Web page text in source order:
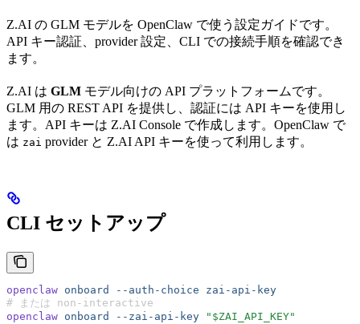
Z.AI の GLM モデルを OpenClaw で使う設定ガイドです。
API キー認証、provider 設定、CLI での接続手順を確認でき
ます。
Z.AI は GLM モデル向けの API プラットフォームです。
GLM 用の REST API を提供し、認証には API キーを使用し
ます。API キーは Z.AI Console で作成します。OpenClaw で
は zai provider と Z.AI API キーを使って利用します。
CLI セットアップ
openclaw onboard --auth-choice zai-api-key
# または non-interactive
openclaw onboard --zai-api-key "$ZAI_API_KEY"